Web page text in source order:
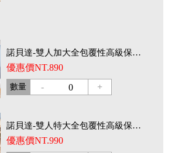
諾貝達-雙人加大全包覆性高級保潔墊.
優惠價NT.890
數量 - 0 +
諾貝達-雙人特大全包覆性高級保潔墊.
優惠價NT.990